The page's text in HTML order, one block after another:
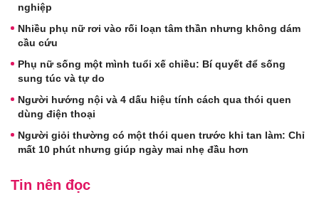
nghiệp
Nhiều phụ nữ rơi vào rối loạn tâm thần nhưng không dám
cầu cứu
Phụ nữ sống một mình tuổi xế chiều: Bí quyết để sống
sung túc và tự do
Người hướng nội và 4 dấu hiệu tính cách qua thói quen
dùng điện thoại
Người giỏi thường có một thói quen trước khi tan làm: Chỉ
mất 10 phút nhưng giúp ngày mai nhẹ đầu hơn
Tin nên đọc